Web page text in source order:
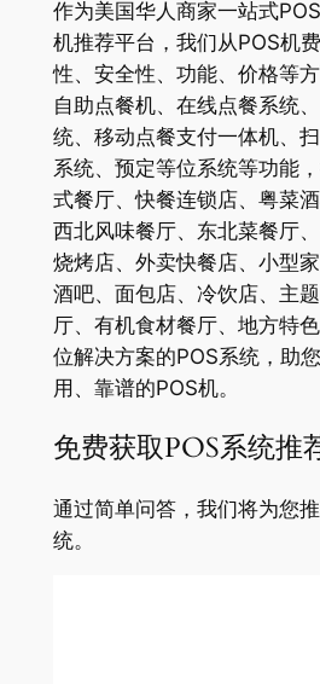
作为美国华人商家一站式
机推荐平台，我们从POS机
性、安全性、功能、价格等
自助点餐机、在线点餐系统
统、移动点餐支付一体机、
系统、预定等位系统等功能
式餐厅、快餐连锁店、粤菜
西北风味餐厅、东北菜餐厅
烧烤店、外卖快餐店、小型
酒吧、面包店、冷饮店、主
厅、有机食材餐厅、地方特
位解决方案的POS系统，助
用、靠谱的POS机。
免费获取POS系统推
通过简单问答，我们将为您
统。